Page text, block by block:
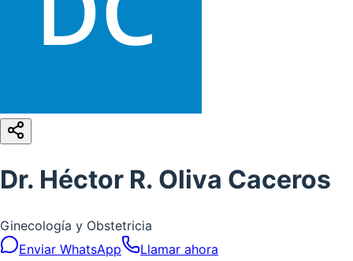
Dr. Héctor R. Oliva Caceros
Ginecología y Obstetricia
Enviar WhatsApp
Llamar ahora